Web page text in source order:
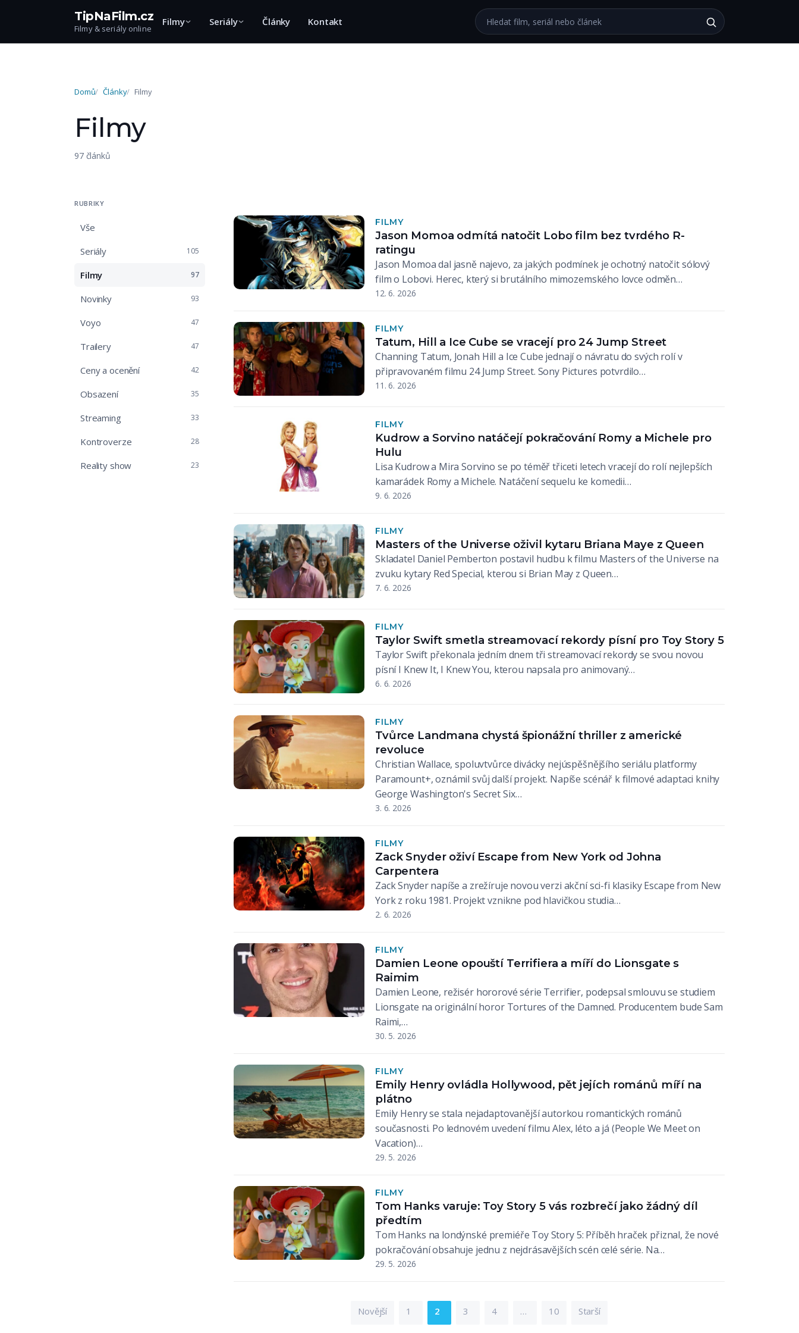
TipNaFilm.cz
Filmy & seriály online
Filmy Seriály Články Kontakt Hledat na webu
Domů Články Filmy
Filmy
97 článků
RUBRIKY
Vše
Seriály
105
Filmy 97
Novinky 93
Voyo 47
Trailery 47
Ceny a ocenění 42
Obsazení 35
Streaming 33
Kontroverze 28
Reality show 23
FILMY
Jason Momoa odmítá natočit Lobo film bez tvrdého R-
ratingu
Jason Momoa dal jasně najevo, za jakých podmínek je ochotný natočit sólový
film o Lobovi. Herec, který si brutálního mimozemského lovce odměn…
12. 6. 2026
FILMY
Tatum, Hill a Ice Cube se vracejí pro 24 Jump Street
Channing Tatum, Jonah Hill a Ice Cube jednají o návratu do svých rolí v
připravovaném filmu 24 Jump Street. Sony Pictures potvrdilo…
11. 6. 2026
FILMY
Kudrow a Sorvino natáčejí pokračování Romy a Michele pro
Hulu
Lisa Kudrow a Mira Sorvino se po téměř třiceti letech vracejí do rolí nejlepších
kamarádek Romy a Michele. Natáčení sequelu ke komedii…
9. 6. 2026
FILMY
Masters of the Universe oživil kytaru Briana Maye z Queen
Skladatel Daniel Pemberton postavil hudbu k filmu Masters of the Universe na
zvuku kytary Red Special, kterou si Brian May z Queen…
7. 6. 2026
FILMY
Taylor Swift smetla streamovací rekordy písní pro Toy Story 5
Taylor Swift překonala jedním dnem tři streamovací rekordy se svou novou
písní I Knew It, I Knew You, kterou napsala pro animovaný…
6. 6. 2026
FILMY
Tvůrce Landmana chystá špionážní thriller z americké
revoluce
Christian Wallace, spoluvtvůrce divácky nejúspěšnějšího seriálu platformy
Paramount+, oznámil svůj další projekt. Napíše scénář k filmové adaptaci knihy
George Washington's Secret Six…
3. 6. 2026
FILMY
Zack Snyder oživí Escape from New York od Johna
Carpentera
Zack Snyder napíše a zrežíruje novou verzi akční sci-fi klasiky Escape from New
York z roku 1981. Projekt vznikne pod hlavičkou studia…
2. 6. 2026
FILMY
Damien Leone opouští Terrifiera a míří do Lionsgate s
Raimim
Damien Leone, režisér hororové série Terrifier, podepsal smlouvu se studiem
Lionsgate na originální horor Tortures of the Damned. Producentem bude Sam
Raimi,…
30. 5. 2026
FILMY
Emily Henry ovládla Hollywood, pět jejích románů míří na
plátno
Emily Henry se stala nejadaptovanější autorkou romantických románů
současnosti. Po lednovém uvedení filmu Alex, léto a já (People We Meet on
Vacation)…
29. 5. 2026
FILMY
Tom Hanks varuje: Toy Story 5 vás rozbrečí jako žádný díl
předtím
Tom Hanks na londýnské premiéře Toy Story 5: Příběh hraček přiznal, že nové
pokračování obsahuje jednu z nejdrásavějších scén celé série. Na…
29. 5. 2026
Novější 1 2 3 4 … 10 Starší